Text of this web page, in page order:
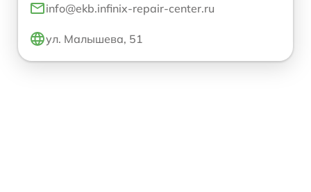
info@ekb.infinix-repair-center.ru
ул. Малышева, 51